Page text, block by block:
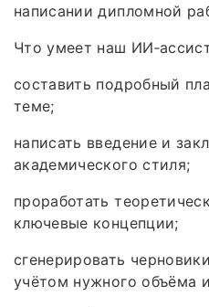
написании дипломной
Что умеет наш
составить подробный
теме;
написать введение и
академического стиля;
проработать
ключевые концепции;
сгенерировать
учётом нужного объёма